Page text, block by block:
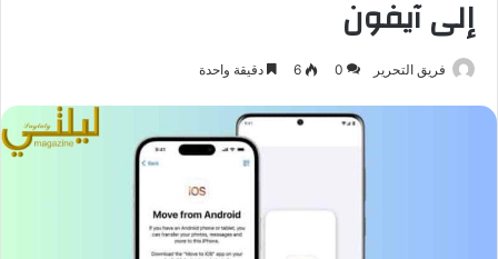
إلى آيفون
فريق التحرير 0
6 دقيقة واحدة